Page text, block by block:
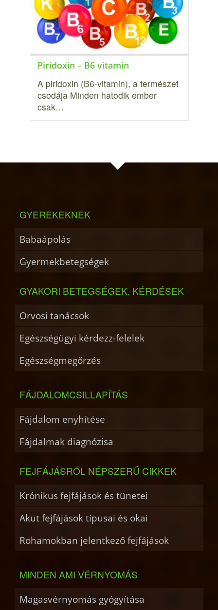
Piridoxin – B6 vitamin
A piridoxin (B6-vitamin), a természet
csodája Minden hatodik ember
csak…
GYEREKEKNEK
Babaápolás
Gyermekbetegségek
GYAKORI BETEGSÉGEK, KÉRDÉSEK
Orvosi tanácsok
Egészségügyi kérdezz-felelek
Egészségmegőrzés
FÁJDALOMCSILLAPÍTÁS
Fájdalom enyhítése
Fájdalmak diagnózisa
FEJFÁJÁSRÓL NÉPSZERŰ CIKKEK
Krónikus fejfájások és tünetei
Akut fejfájások típusai és okai
Rohamokban jelentkező fejfájások
MINDEN AMI VÉRNYOMÁS
Magasvérnyomás gyógyítása